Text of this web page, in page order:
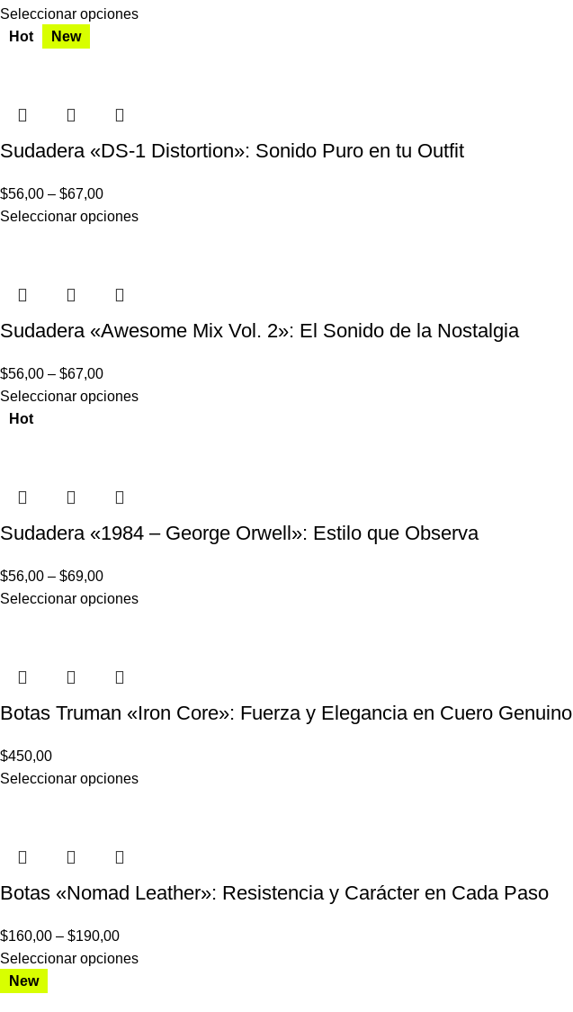
Seleccionar opciones
Hot
New
Sudadera «DS-1 Distortion»: Sonido Puro en tu Outfit
$56,00 – $67,00
Seleccionar opciones
Sudadera «Awesome Mix Vol. 2»: El Sonido de la Nostalgia
$56,00 – $67,00
Seleccionar opciones
Hot
Sudadera «1984 – George Orwell»: Estilo que Observa
$56,00 – $69,00
Seleccionar opciones
Botas Truman «Iron Core»: Fuerza y Elegancia en Cuero Genuino
$450,00
Seleccionar opciones
Botas «Nomad Leather»: Resistencia y Carácter en Cada Paso
$160,00 – $190,00
Seleccionar opciones
New